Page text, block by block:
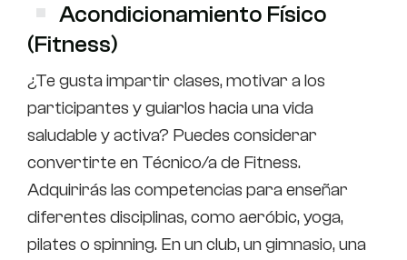
Acondicionamiento Físico
(Fitness)
¿Te gusta impartir clases, motivar a los
participantes y guiarlos hacia una vida
saludable y activa? Puedes considerar
convertirte en Técnico/a de Fitness.
Adquirirás las competencias para enseñar
diferentes disciplinas, como aeróbic, yoga,
pilates o spinning. En un club, un gimnasio, una